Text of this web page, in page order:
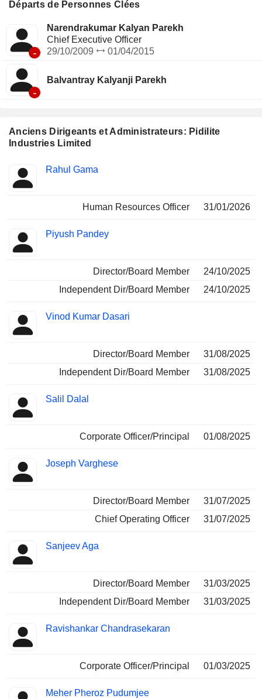
Anciens Dirigeants et Administrateurs: Pidilite
Industries Limited
Insider
Fonctions
Rahul Gama
Human Resources Officer 31/01/2026
Piyush Pandey
Director/Board Member
24/10/2025
Independent Dir/Board Member
24/10/2025
Vinod Kumar Dasari
Director/Board Member
31/08/2025
Independent Dir/Board Member
31/08/2025
Salil Dalal
Corporate Officer/Principal 01/08/2025
Joseph Varghese
Director/Board Member
31/07/2025
Chief Operating Officer
31/07/2025
Sanjeev Aga
Director/Board Member
31/03/2025
Independent Dir/Board Member
31/03/2025
Ravishankar Chandrasekaran
Corporate Officer/Principal 01/03/2025
Meher Pheroz Pudumjee
pigments organiques, des préparations pigmentaires, des
tensioactifs, entre autres. Il s'adresse à divers secteurs, tels
que l'emballage, le textile, la menuiserie, les encres
d'imprimerie, le papier et le cuir, entre autres.
Départs de Personnes Clées
-
Narendrakumar Kalyan Parekh
Chief Executive Officer
29/10/2009
01/04/2015
-
Balvantray Kalyanji Parekh